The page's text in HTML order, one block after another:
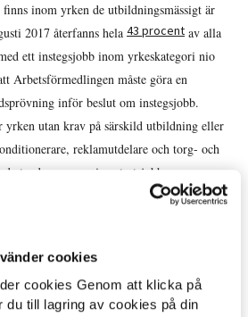
cookies
cookies Genom att klicka på
du till lagring av cookies på din
»
inom yrken de utbildningsmässigt är
2017 återfanns hela 43 procent av alla
ett instegsjobb inom yrkeskategori nio
Arbetsförmedlingen måste göra en
inför beslut om instegsjobb.
yrken utan krav på särskild utbildning eller
reklamutdelare och torg- och
tendenser syns i nystartsjobben.
de lägre kvalificerade jobben kanske
arbetsmarknaden.